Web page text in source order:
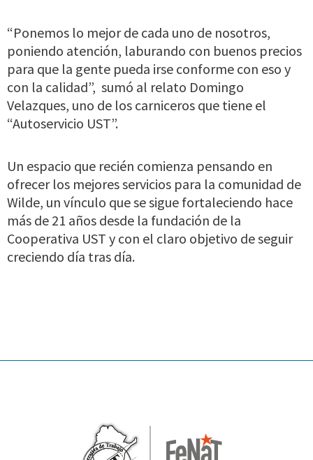
“Ponemos lo mejor de cada uno de nosotros,
poniendo atención, laburando con buenos precios
para que la gente pueda irse conforme con eso y
con la calidad”, sumó al relato Domingo
Velazques, uno de los carniceros que tiene el
“Autoservicio UST”.
Un espacio que recién comienza pensando en
ofrecer los mejores servicios para la comunidad de
Wilde, un vínculo que se sigue fortaleciendo hace
más de 21 años desde la fundación de la
Cooperativa UST y con el claro objetivo de seguir
creciendo día tras día.